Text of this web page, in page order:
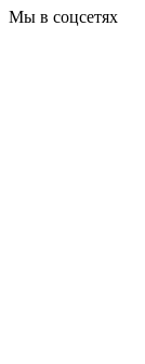
Мы в соцсетях